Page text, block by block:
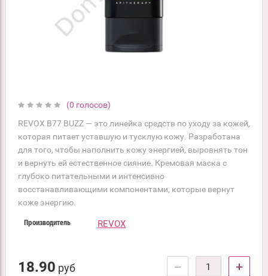
(0 голосов)
REVOX B77 BUZZ — это линейка средств по уходу за кожей,
которая питает уставшую и тусклую кожу. Разработана
для того, чтобы наполнить кожу энергией, выровнять тон
и вернуть ей естественное сияние. Кремовая маска с
глубоко питательными и интенсивно
восстанавливающими компонентами, которые вернут
коже энергию.
Производитель REVOX
18.90 руб − +